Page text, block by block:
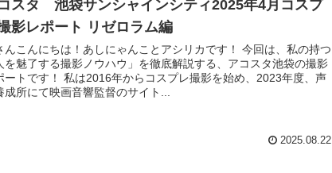
スタ 池袋サンシャインシティ2025年4月コスプ
影レポート リゼロラム編
んこんにちは！あしにゃんことアシリカです！ 今回は、私の持つ
を魅了する撮影ノウハウ」を徹底解説する、アコスタ池袋の撮影
ートです！ 私は2016年からコスプレ撮影を始め、2023年度、声
成所にて映画音響監督のサイト...
2025.08.22